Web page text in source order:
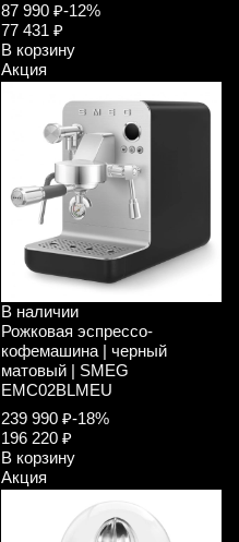
87 990 ₽-12%
77 431 ₽
В корзину
Акция
В наличии
Рожковая эспрессо-
кофемашина | черный
матовый | SMEG
EMC02BLMEU
239 990 ₽-18%
196 220 ₽
В корзину
Акция